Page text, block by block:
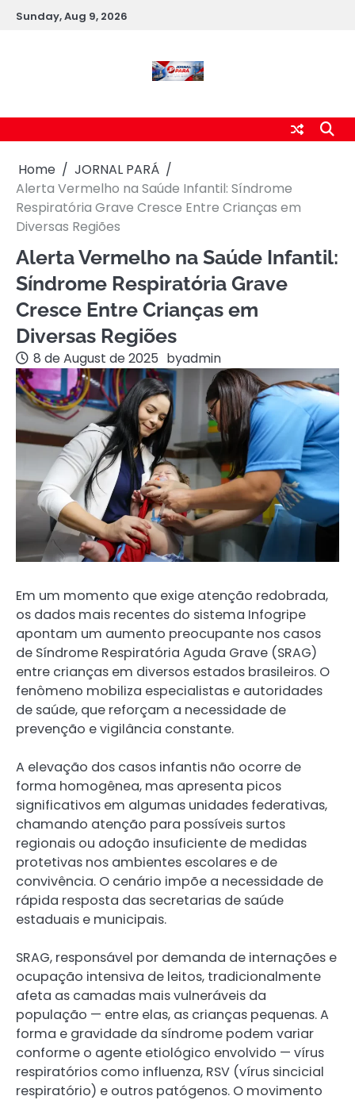
SkipSunday, Aug 9, 2026
Home
JORNAL PARÁ
Alerta Vermelho na Saúde Infantil: Síndrome
Respiratória Grave Cresce Entre Crianças em
Diversas Regiões
Alerta Vermelho na Saúde Infantil:
Síndrome Respiratória Grave
Cresce Entre Crianças em
Diversas Regiões
8 de August de 2025 byadmin
Em um momento que exige atenção redobrada,
os dados mais recentes do sistema Infogripe
apontam um aumento preocupante nos casos
de Síndrome Respiratória Aguda Grave (SRAG)
entre crianças em diversos estados brasileiros. O
fenômeno mobiliza especialistas e autoridades
de saúde, que reforçam a necessidade de
prevenção e vigilância constante.
A elevação dos casos infantis não ocorre de
forma homogênea, mas apresenta picos
significativos em algumas unidades federativas,
chamando atenção para possíveis surtos
regionais ou adoção insuficiente de medidas
protetivas nos ambientes escolares e de
convivência. O cenário impõe a necessidade de
rápida resposta das secretarias de saúde
estaduais e municipais.
SRAG, responsável por demanda de internações e
ocupação intensiva de leitos, tradicionalmente
afeta as camadas mais vulneráveis da
população — entre elas, as crianças pequenas. A
forma e gravidade da síndrome podem variar
conforme o agente etiológico envolvido — vírus
respiratórios como influenza, RSV (vírus sincicial
respiratório) e outros patógenos. O movimento